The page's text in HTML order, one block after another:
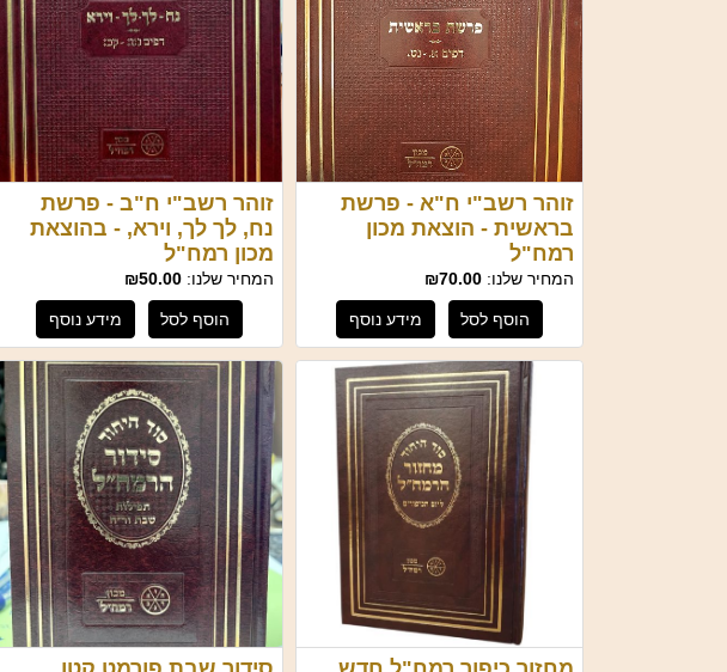
זוהר רשב"י ח"א - פרשת
בראשית - הוצאת מכון
רמח"ל
המחיר שלנו: ₪70.00
הוסף לסל מידע נוסף
זוהר רשב"י ח"ב - פרשת
נח, לך לך, וירא, - בהוצאת
מכון רמח"ל
המחיר שלנו: ₪50.00
הוסף לסל מידע נוסף